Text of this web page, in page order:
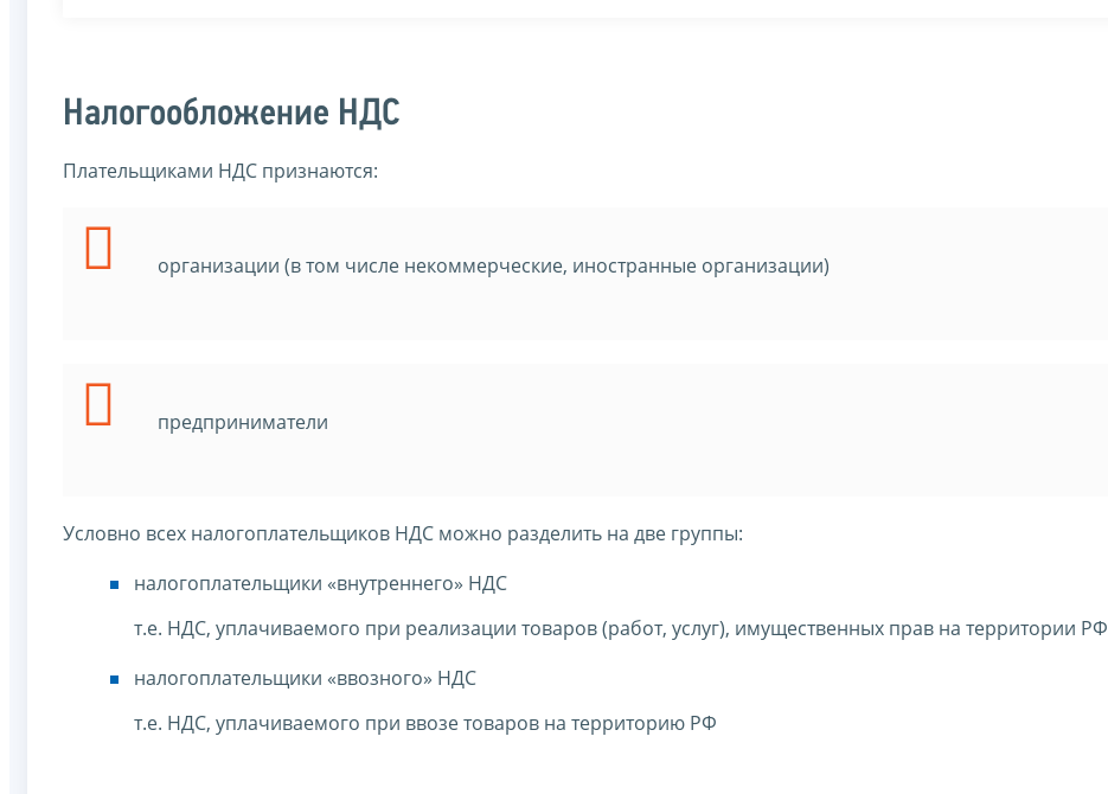
Налогообложение НДС
Плательщиками НДС признаются:
организации (в том числе некоммерческие, иностранные организации)
предприниматели
Условно всех налогоплательщиков НДС можно разделить на две группы:
налогоплательщики «внутреннего» НДС
т.е. НДС, уплачиваемого при реализации товаров (работ, услуг), имущественных прав на территории РФ
налогоплательщики «ввозного» НДС
т.е. НДС, уплачиваемого при ввозе товаров на территорию РФ